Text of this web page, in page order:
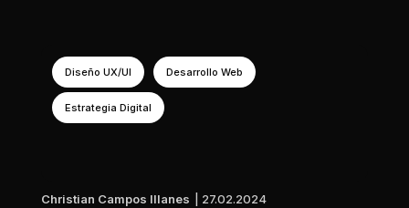
Diseño UX/UI Desarrollo Web
Estrategia Digital
Christian Campos Illanes | 27.02.2024